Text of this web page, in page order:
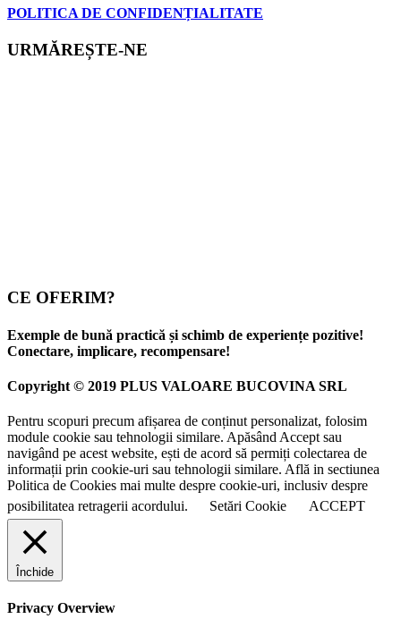
POLITICA DE CONFIDENȚIALITATE
URMĂREȘTE-NE
CE OFERIM?
Exemple de bună practică și schimb de experiențe pozitive!
Conectare, implicare, recompensare!
Copyright © 2019 PLUS VALOARE BUCOVINA SRL
Pentru scopuri precum afișarea de conținut personalizat, folosim
module cookie sau tehnologii similare. Apăsând Accept sau
navigând pe acest website, ești de acord să permiți colectarea de
informații prin cookie-uri sau tehnologii similare. Află in sectiunea
Politica de Cookies mai multe despre cookie-uri, inclusiv despre
posibilitatea retragerii acordului.
Setări Cookie ACCEPT
Închide
Privacy Overview